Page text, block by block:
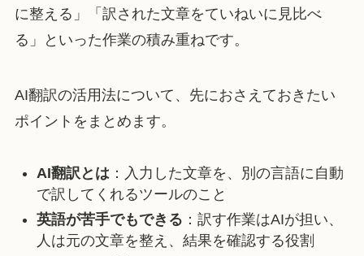
に整える」「訳された文章をていねいに見比べ
る」といった作業の積み重ねです。
AI翻訳の活用法について、先におさえておきたい
ポイントをまとめます。
AI翻訳とは：入力した文章を、別の言語に自動
で訳してくれるツールのこと
英語が苦手でもできる ：訳す作業はAIが担い、
人は元の文章を整え、結果を確認する役割